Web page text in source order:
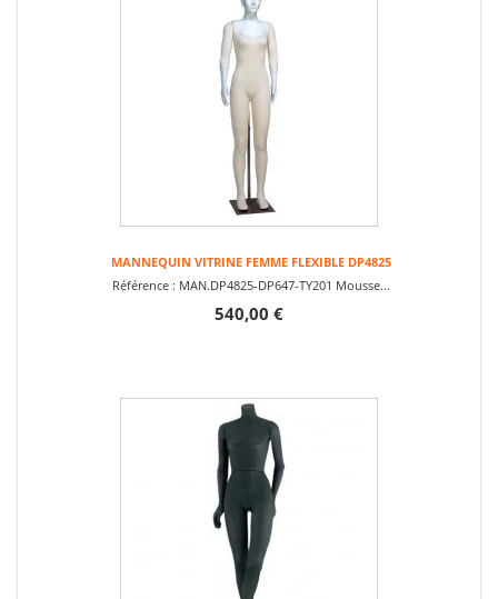
MANNEQUIN VITRINE FEMME FLEXIBLE DP4825
Référence : MAN.DP4825-DP647-TY201 Mousse...
540,00 €